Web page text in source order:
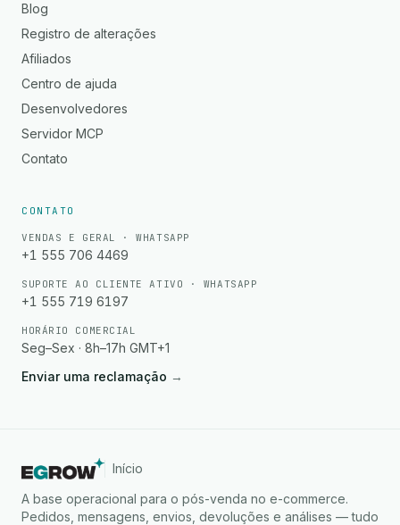
Blog
Registro de alterações
Afiliados
Centro de ajuda
Desenvolvedores
Servidor MCP
Contato
CONTATO
VENDAS E GERAL · WHATSAPP
+1 555 706 4469
SUPORTE AO CLIENTE ATIVO · WHATSAPP
+1 555 719 6197
HORÁRIO COMERCIAL
Seg–Sex · 8h–17h GMT+1
Enviar uma reclamação →
Início
A base operacional para o pós-venda no e-commerce.
Pedidos, mensagens, envios, devoluções e análises — tudo